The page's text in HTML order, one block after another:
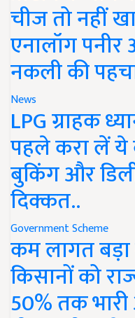
चीज तो नहीं
एनालॉग
नकली की
News
LPG ग्राहक
पहले करा लें ये
बुकिंग और
दिक्कत..
Government Scheme
कम लागत
किसानों को
50% तक